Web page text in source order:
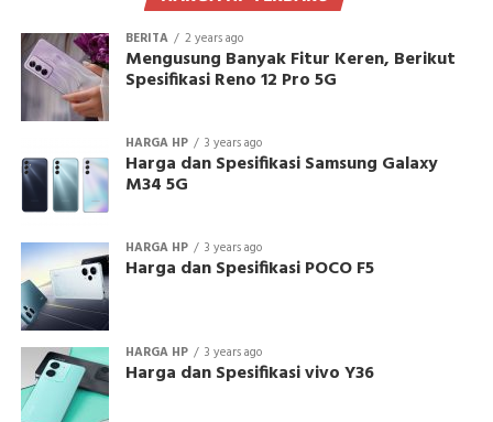
BERITA 2 years ago
Mengusung Banyak Fitur Keren, Berikut
Spesifikasi Reno 12 Pro 5G
HARGA HP 3 years ago
Harga dan Spesifikasi Samsung Galaxy
M34 5G
HARGA HP 3 years ago
Harga dan Spesifikasi POCO F5
HARGA HP 3 years ago
Harga dan Spesifikasi vivo Y36